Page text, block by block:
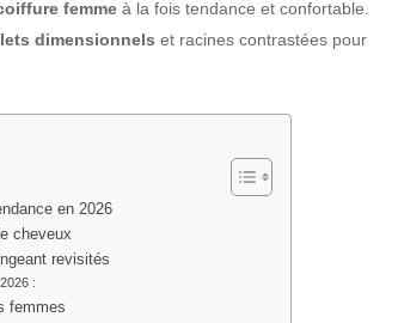
femme à la fois tendance et confortable.
dimensionnels et racines contrastées pour
en 2026
cheveux
revisités
:
femmes